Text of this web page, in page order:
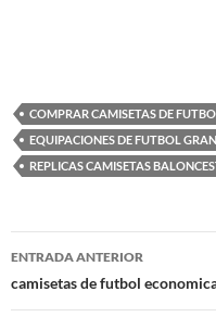
COMPRAR CAMISETAS DE
EQUIPACIONES DE FUTBOL
REPLICAS CAMISETAS
Navegación
de
ENTRADA ANTERIOR
camisetas de futbol